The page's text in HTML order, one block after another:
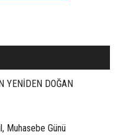
YENİDEN DOĞAN
Muhasebe Günü